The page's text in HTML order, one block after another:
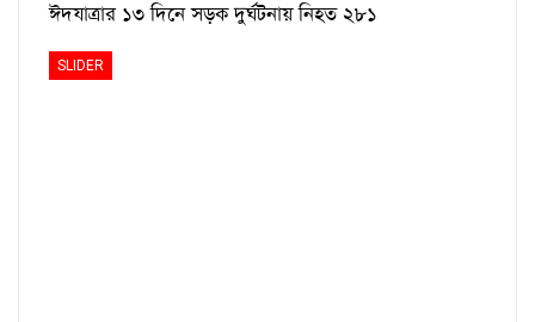
ঈদযাত্রার ১৩ দিনে সড়ক দুর্ঘটনায় নিহত ২৮১
SLIDER